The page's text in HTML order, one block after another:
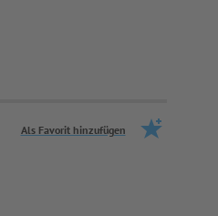
Als Favorit hinzufügen